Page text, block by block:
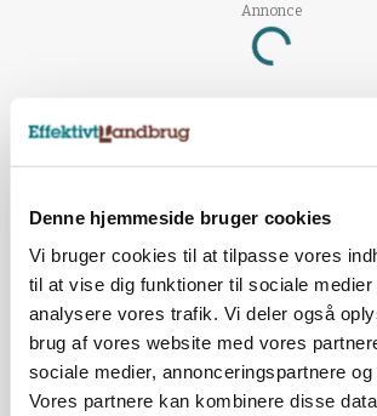
Denne hjemmeside bruger cookies
Vi bruger cookies til at tilpasse vores
til at vise dig funktioner til sociale medier
analysere vores trafik. Vi deler også
brug af vores website med vores
sociale medier, annonceringspartnere
Vores partnere kan kombinere disse
Annonce
Loading...